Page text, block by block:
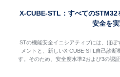
X-CUBE-STL：すべてのSTM32
安全を
STの機能安全イニシアティブには、ほぼ
メントと、新しいX-CUBE-STL自己診断
す。そのため、安全度水準2および3の認